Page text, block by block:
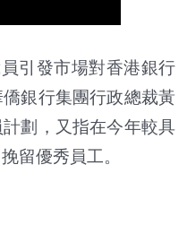
引發市場對香港銀行
銀行集團行政總裁黃
劃，又指在今年較具
留優秀員工。